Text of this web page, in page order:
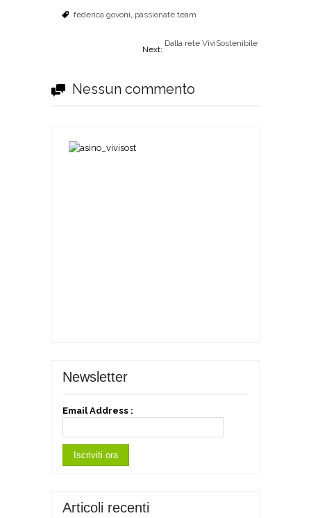
federica govoni, passionate team
Next:
Dalla rete ViviSostenibile
Nessun commento
Newsletter
Email Address :
Articoli recenti